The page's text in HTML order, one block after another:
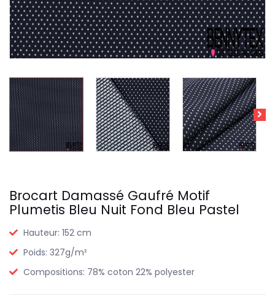
Brocart Damassé Gaufré Motif
Plumetis Bleu Nuit Fond Bleu Pastel
Hauteur: 152 cm
Poids: 327g/m²
Compositions: 78% coton 22% polyester